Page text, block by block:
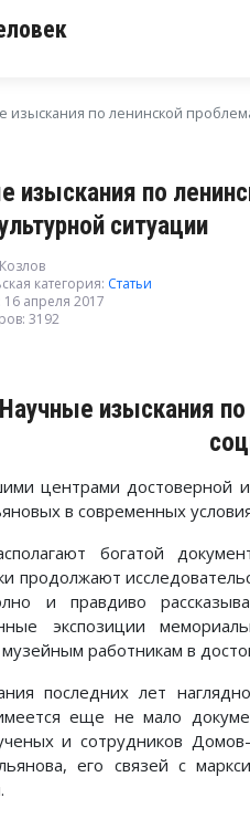
изыскания по ленинской
изыскания по
ситуации
категория: Статьи
апреля 2017
3192
Научные изыскания
центрами достоверной
в современных
богатой
продолжают
и правдиво
экспозиции
работникам в
последних лет
еще не мало
и сотрудников
его связей с